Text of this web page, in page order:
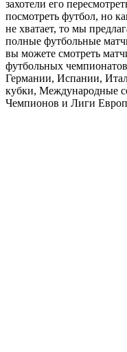
захотели его
посмотреть футбол, но
не хватает, то мы
полные футбольные
вы можете смотреть
футбольных
Германии, Испании,
кубки, Международные
Чемпионов и Лиги